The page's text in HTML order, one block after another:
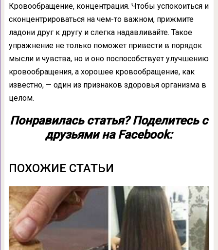
Кровообращение, концентрация. Чтобы успокоиться и
сконцентрироваться на чем-то важном, прижмите
ладони друг к другу и слегка надавливайте. Такое
упражнение не только поможет привести в порядок
мысли и чувства, но и оно поспособствует улучшению
кровообращения, а хорошее кровообращение, как
известно, — один из признаков здоровья организма в
целом.
Понравилась статья? Поделитесь с
друзьями на Facebook:
ПОХОЖИЕ СТАТЬИ